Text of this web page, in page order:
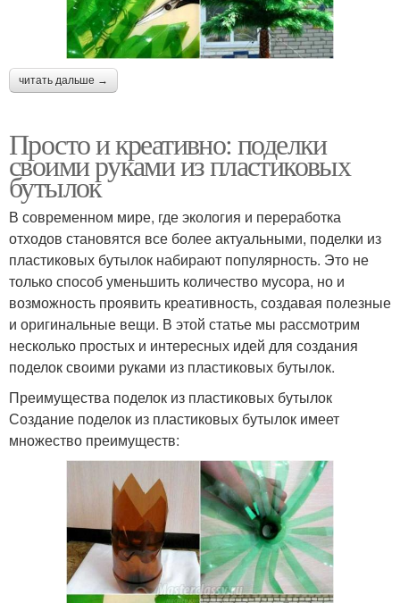
читать дальше →
Просто и креативно: поделки
своими руками из пластиковых
бутылок
В современном мире, где экология и переработка
отходов становятся все более актуальными, поделки из
пластиковых бутылок набирают популярность. Это не
только способ уменьшить количество мусора, но и
возможность проявить креативность, создавая полезные
и оригинальные вещи. В этой статье мы рассмотрим
несколько простых и интересных идей для создания
поделок своими руками из пластиковых бутылок.
Преимущества поделок из пластиковых бутылок
Создание поделок из пластиковых бутылок имеет
множество преимуществ: